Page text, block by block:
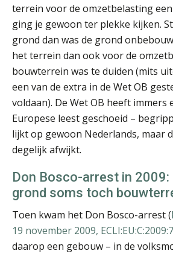
terrein voor de omzetbelasting
ging je gewoon ter plekke kijken.
grond dan was de grond
het terrein dan ook voor de
bouwterrein was te duiden (mits
een van de extra in de Wet OB
voldaan). De Wet OB heeft immers
Europese leest geschoeid –
lijkt op gewoon Nederlands, maar
degelijk afwijkt.
Don Bosco-arrest in 2009:
grond soms toch
Toen kwam het Don Bosco-arrest (
19 november 2009,
daarop een gebouw – in de
mr. Laura